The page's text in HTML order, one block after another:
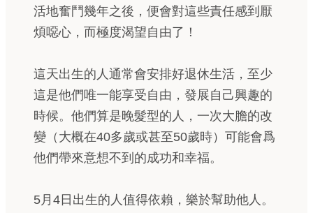
活地奮鬥幾年之後，便會對這些責任感到厭
煩噁心，而極度渴望自由了！
這天出生的人通常會安排好退休生活，至少
這是他們唯一能享受自由，發展自己興趣的
時候。他們算是晚髮型的人，一次大膽的改
變（大概在40多歲或甚至50歲時）可能會爲
他們帶來意想不到的成功和幸福。
5月4日出生的人值得依賴，樂於幫助他人。